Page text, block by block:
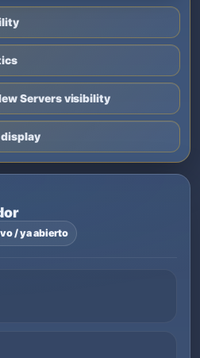
Servers visibility
/ ya abierto